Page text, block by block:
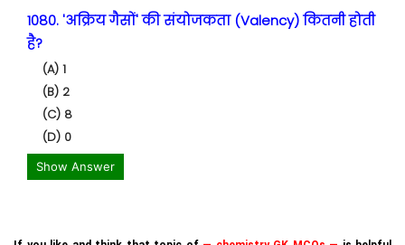
1080. 'अक्रिय गैसों' की संयोजकता (Valency) कितनी होती
है?
(A) 1
(B) 2
(C) 8
(D) 0
Show Answer